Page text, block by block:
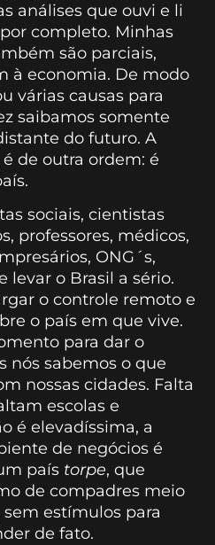
análises que ouvi e li
completo. Minhas
são parciais,
à economia. De modo
várias causas para
saibamos somente
do futuro. A
de outra ordem: é
sociais, cientistas
professores, médicos,
ONG´s,
levar o Brasil a sério.
o controle remoto e
o país em que vive.
para dar o
nós sabemos o que
nossas cidades. Falta
escolas e
é elevadíssima, a
de negócios é
país torpe, que
de compadres meio
estímulos para
de fato.